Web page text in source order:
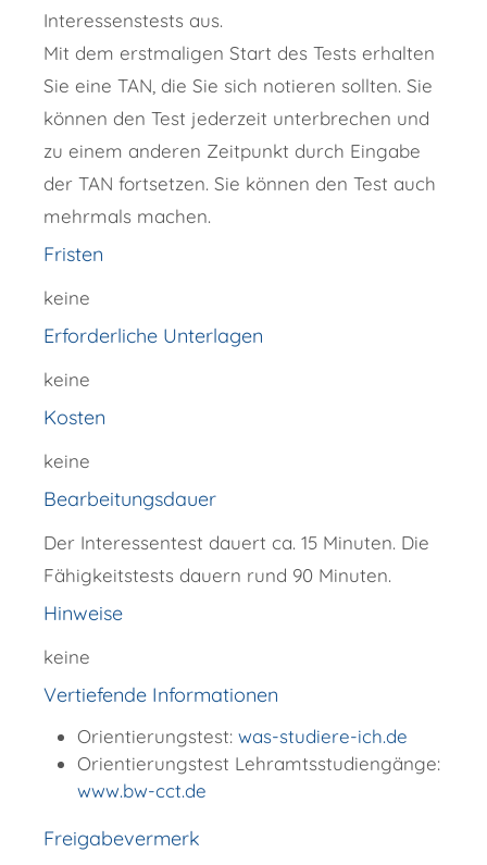
Interessenstests aus.
Mit dem erstmaligen Start des Tests erhalten
Sie eine TAN, die Sie sich notieren sollten. Sie
können den Test jederzeit unterbrechen und
zu einem anderen Zeitpunkt durch Eingabe
der TAN fortsetzen. Sie können den Test auch
mehrmals machen.
Fristen
keine
Erforderliche Unterlagen
keine
Kosten
keine
Bearbeitungsdauer
Der Interessentest dauert ca. 15 Minuten. Die
Fähigkeitstests dauern rund 90 Minuten.
Hinweise
keine
Vertiefende Informationen
Orientierungstest: was-studiere-ich.de
Orientierungstest Lehramtsstudiengänge:
www.bw-cct.de
Freigabevermerk